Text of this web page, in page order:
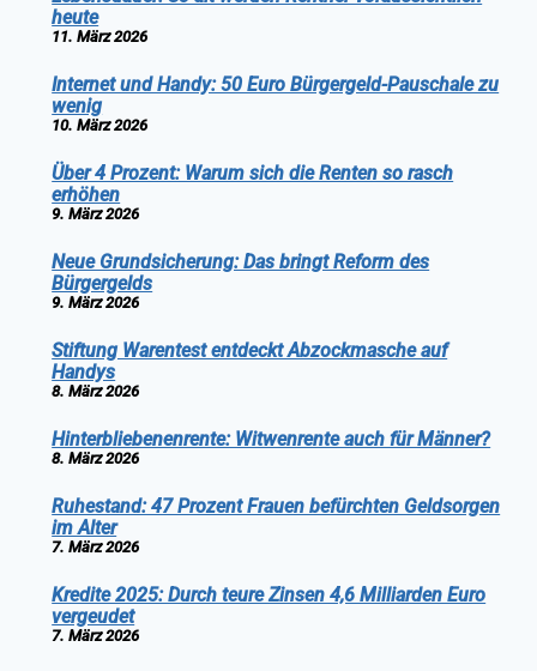
heute
11. März 2026
Internet und Handy: 50 Euro Bürgergeld-Pauschale zu
wenig
10. März 2026
Über 4 Prozent: Warum sich die Renten so rasch
erhöhen
9. März 2026
Neue Grundsicherung: Das bringt Reform des
Bürgergelds
9. März 2026
Stiftung Warentest entdeckt Abzockmasche auf
Handys
8. März 2026
Hinterbliebenenrente: Witwenrente auch für Männer?
8. März 2026
Ruhestand: 47 Prozent Frauen befürchten Geldsorgen
im Alter
7. März 2026
Kredite 2025: Durch teure Zinsen 4,6 Milliarden Euro
vergeudet
7. März 2026